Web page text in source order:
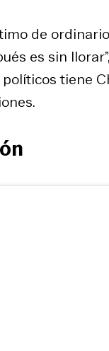
de
es sin
políticos tiene